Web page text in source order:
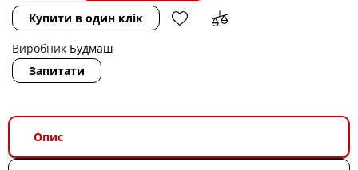
Купити в один клік
Виробник Будмаш
Запитати
Опис